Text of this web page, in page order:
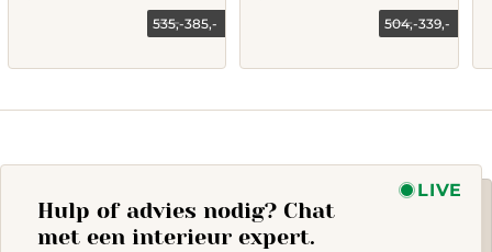
385,-
Current
535,-
Original
339,-
Current
504,-
Original
Hulp of advies nodig? Chat
met een interieur expert.
LIVE